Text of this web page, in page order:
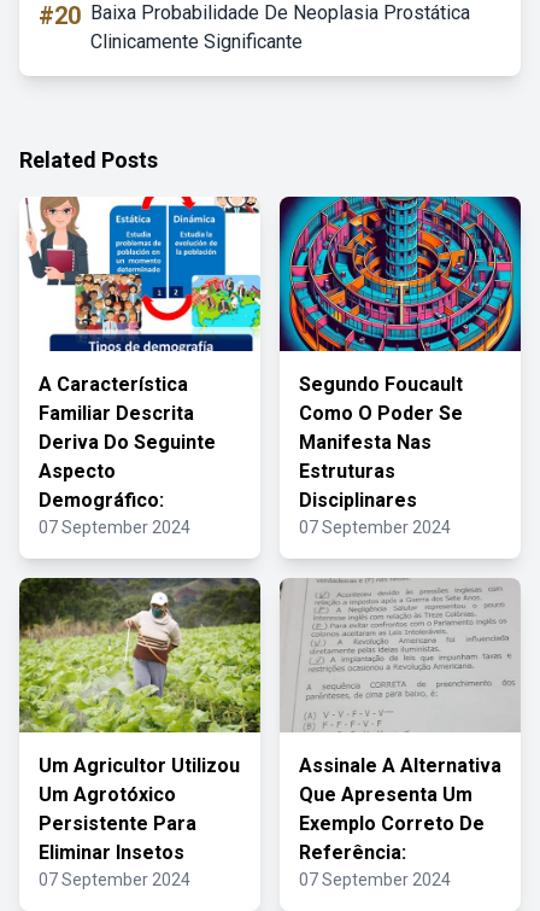
#20 Baixa Probabilidade De Neoplasia Prostática
Clinicamente Significante
Related Posts
A Característica
Familiar Descrita
Deriva Do Seguinte
Aspecto
Demográfico:
07 September 2024
Segundo Foucault
Como O Poder Se
Manifesta Nas
Estruturas
Disciplinares
07 September 2024
Um Agricultor Utilizou
Um Agrotóxico
Persistente Para
Eliminar Insetos
07 September 2024
Assinale A Alternativa
Que Apresenta Um
Exemplo Correto De
Referência:
07 September 2024